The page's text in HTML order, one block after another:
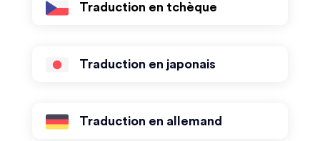
Traduction en tchèque
Traduction en japonais
Traduction en allemand